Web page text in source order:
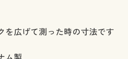
広げて測った時の寸法です